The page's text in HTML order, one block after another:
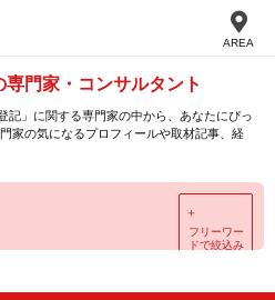
AREA
門家・コンサルタント
記」に関する専門家の中から、あなたにぴっ
家の気になるプロフィールや取材記事、経
＋
フリーワー
ドで絞込み